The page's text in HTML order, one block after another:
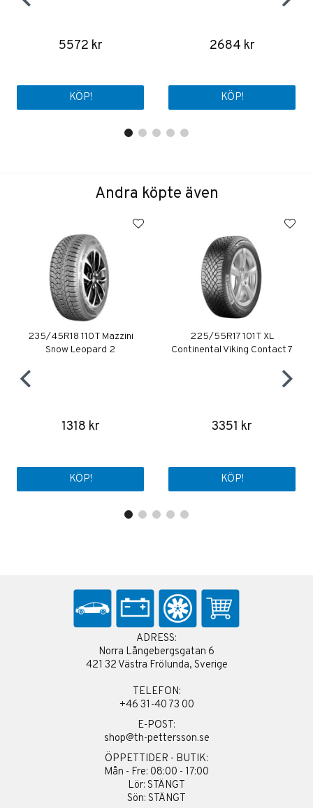
5572 kr
KÖP!
2684 kr
KÖP!
Andra köpte även
235/45R18 110T Mazzini
Snow Leopard 2
1318 kr
KÖP!
225/55R17 101T XL
Continental Viking Contact 7
3351 kr
KÖP!
ADRESS:
Norra Långebergsgatan 6
421 32 Västra Frölunda, Sverige
TELEFON:
+46 31-40 73 00
E-POST:
shop@th-pettersson.se
ÖPPETTIDER - BUTIK:
Mån - Fre: 08:00 - 17:00
Lör: STÄNGT
Sön: STÄNGT